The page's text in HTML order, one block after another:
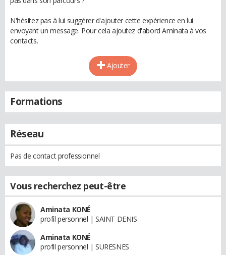
N'hésitez pas à lui suggérer d'ajouter cette expérience en lui
envoyant un message. Pour cela ajoutez d'abord Aminata à vos
contacts.
Ajouter
Formations
Réseau
Pas de contact professionnel
Vous recherchez peut-être
Aminata KONÉ
profil personnel | SAINT DENIS
Aminata KONÉ
profil personnel | SURESNES